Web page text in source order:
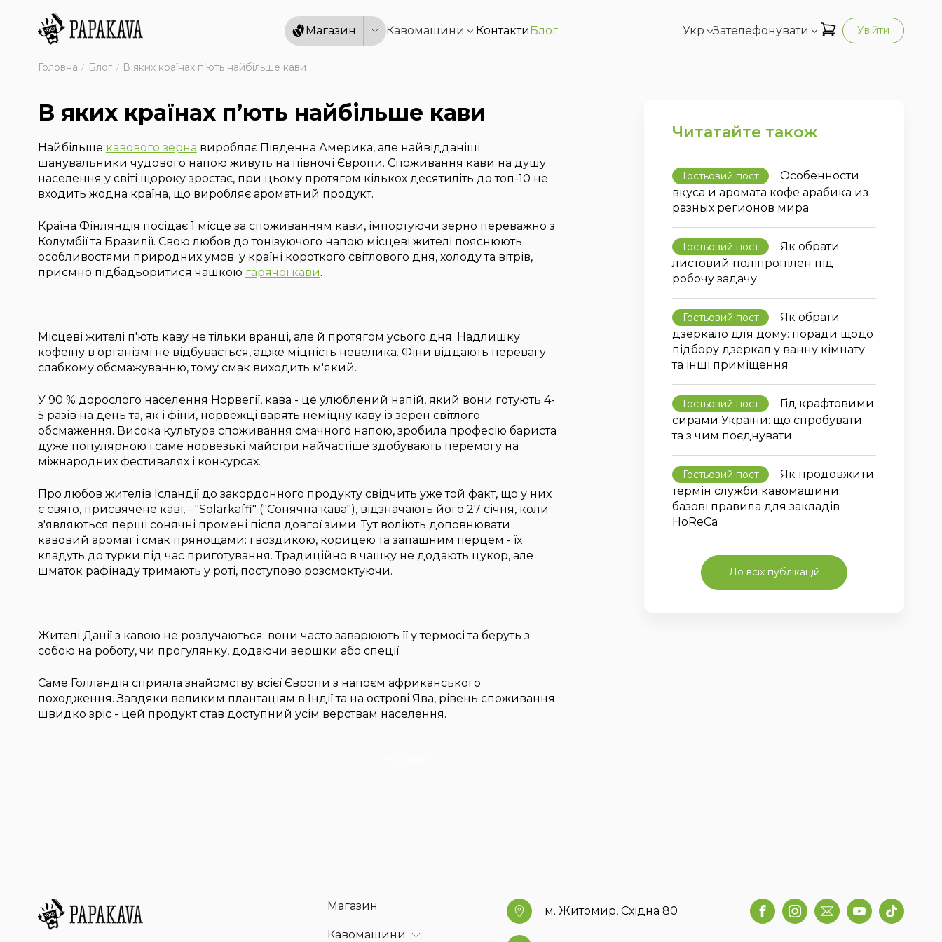
Магазин Кавомашини КонтактиБлог Укр Зателефонувати Увійти
Головна Блог В яких країнах п’ють найбільше кави
В яких країнах п’ють найбільше кави
Найбільше кавового зерна виробляє Південна Америка, але найвідданіші
шанувальники чудового напою живуть на півночі Європи. Споживання кави на душу
населення у світі щороку зростає, при цьому протягом кількох десятиліть до топ-10 не
входить жодна країна, що виробляє ароматний продукт.
Країна Фінляндія посідає 1 місце за споживанням кави, імпортуючи зерно переважно з
Колумбії та Бразилії. Свою любов до тонізуючого напою місцеві жителі пояснюють
особливостями природних умов: у країні короткого світлового дня, холоду та вітрів,
приємно підбадьоритися чашкою гарячої кави.
Місцеві жителі п'ють каву не тільки вранці, але й протягом усього дня. Надлишку
кофеїну в організмі не відбувається, адже міцність невелика. Фіни віддають перевагу
слабкому обсмажуванню, тому смак виходить м'який.
У 90 % дорослого населення Норвегії, кава - це улюблений напій, який вони готують 4-
5 разів на день та, як і фіни, норвежці варять неміцну каву із зерен світлого
обсмаження. Висока культура споживання смачного напою, зробила професію бариста
дуже популярною і саме норвезькі майстри найчастіше здобувають перемогу на
міжнародних фестивалях і конкурсах.
Про любов жителів Ісландії до закордонного продукту свідчить уже той факт, що у них
є свято, присвячене каві, - "Solarkaffi" ("Сонячна кава"), відзначають його 27 січня, коли
з'являються перші сонячні промені після довгої зими. Тут воліють доповнювати
кавовий аромат і смак прянощами: гвоздикою, корицею та запашним перцем - їх
кладуть до турки під час приготування. Традиційно в чашку не додають цукор, але
шматок рафінаду тримають у роті, поступово розсмоктуючи.
Жителі Данії з кавою не розлучаються: вони часто заварюють її у термосі та беруть з
собою на роботу, чи прогулянку, додаючи вершки або спеції.
Саме Голландія сприяла знайомству всієї Європи з напоєм африканського
походження. Завдяки великим плантаціям в Індії та на острові Ява, рівень споживання
швидко зріс - цей продукт став доступний усім верствам населення.
Читатайте також
Гостьовий пост
Особенности
вкуса и аромата кофе арабика из
разных регионов мира
Гостьовий пост
Як обрати
листовий поліпропілен під
робочу задачу
Гостьовий пост
Як обрати
дзеркало для дому: поради щодо
підбору дзеркал у ванну кімнату
та інші приміщення
Гостьовий пост
Гід крафтовими
сирами України: що спробувати
та з чим поєднувати
Гостьовий пост
Як продовжити
термін служби кавомашини:
базові правила для закладів
HoReCa
До всіх публікацій
Магазин
Кавомашини
м. Житомир, Східна 80